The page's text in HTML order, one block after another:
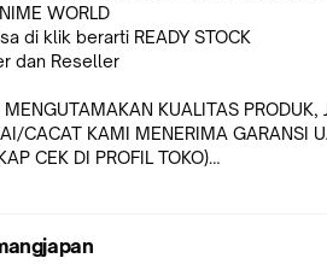
WORLD
di klik berarti READY STOCK
dan Reseller
KUALITAS PRODUK, JIKA
CACAT KAMI MENERIMA GARANSI
CEK DI PROFIL TOKO)
tekstur halus, bisa disetrika/tahan